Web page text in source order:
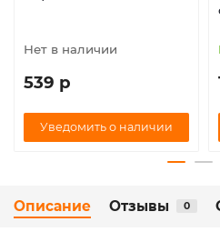
Нет в наличии
539 р
Уведомить о наличии
Описание Отзывы 0